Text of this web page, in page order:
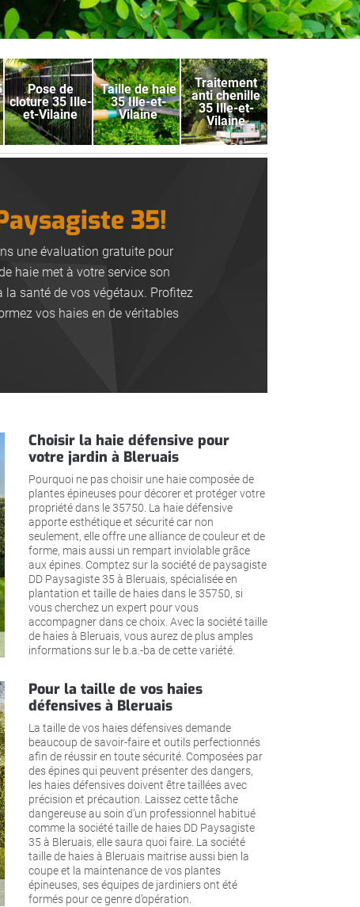
Pose de
cloture 35 Ille-
et-Vilaine
Taille de haie
35 Ille-et-
Vilaine
Traitement
anti chenille
35 Ille-et-
Vilaine
35!
une évaluation gratuite pour
haie met à votre service son
santé de vos végétaux. Profitez
vos haies en de véritables
Choisir la haie défensive pour
votre jardin à Bleruais
Pourquoi ne pas choisir une haie composée de
plantes épineuses pour décorer et protéger votre
propriété dans le 35750. La haie défensive
apporte esthétique et sécurité car non
seulement, elle offre une alliance de couleur et de
forme, mais aussi un rempart inviolable grâce
aux épines. Comptez sur la société de paysagiste
DD Paysagiste 35 à Bleruais, spécialisée en
plantation et taille de haies dans le 35750, si
vous cherchez un expert pour vous
accompagner dans ce choix. Avec la société taille
de haies à Bleruais, vous aurez de plus amples
informations sur le b.a.-ba de cette variété.
Pour la taille de vos haies
défensives à Bleruais
La taille de vos haies défensives demande
beaucoup de savoir-faire et outils perfectionnés
afin de réussir en toute sécurité. Composées par
des épines qui peuvent présenter des dangers,
les haies défensives doivent être taillées avec
précision et précaution. Laissez cette tâche
dangereuse au soin d’un professionnel habitué
comme la société taille de haies DD Paysagiste
35 à Bleruais, elle saura quoi faire. La société
taille de haies à Bleruais maitrise aussi bien la
coupe et la maintenance de vos plantes
épineuses, ses équipes de jardiniers ont été
formés pour ce genre d’opération.